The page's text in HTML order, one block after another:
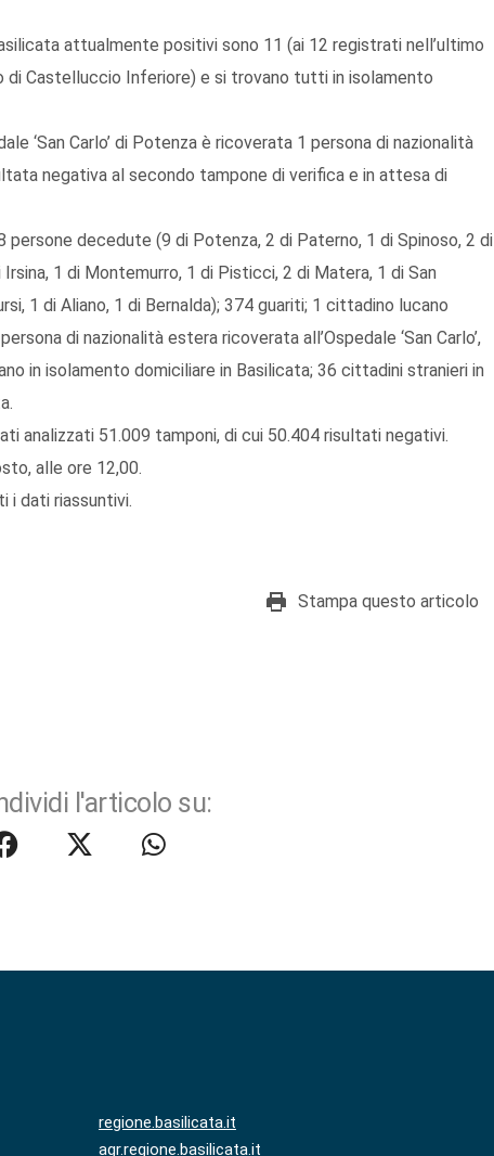
attualmente positivi sono 11 (ai 12 registrati nell’ultimo
Castelluccio Inferiore) e si trovano tutti in isolamento
‘San Carlo’ di Potenza è ricoverata 1 persona di nazionalità
negativa al secondo tampone di verifica e in attesa di
decedute (9 di Potenza, 2 di Paterno, 1 di Spinoso, 2 di
Irsina, 1 di Montemurro, 1 di Pisticci, 2 di Matera, 1 di San
1 di Aliano, 1 di Bernalda); 374 guariti; 1 cittadino lucano
di nazionalità estera ricoverata all’Ospedale ‘San Carlo’,
in isolamento domiciliare in Basilicata; 36 cittadini stranieri in
analizzati 51.009 tamponi, di cui 50.404 risultati negativi.
alle ore 12,00.
i dati riassuntivi.
Stampa questo articolo
l'articolo su:
regione.basilicata.it
agr.regione.basilicata.it